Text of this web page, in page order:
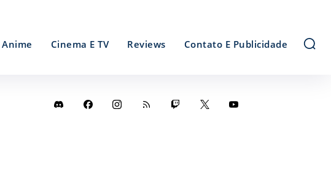
Anime Cinema E TV Reviews Contato E Publicidade